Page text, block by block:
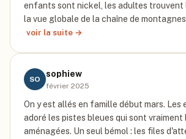
enfants sont nickel, les adultes trouvent
la vue globale de la chaîne de
voir la suite →
SO
sophiew
février 2025
On y est allés en famille début mars. Les
adoré les pistes bleues qui sont vraiment
aménagées. Un seul bémol : les files